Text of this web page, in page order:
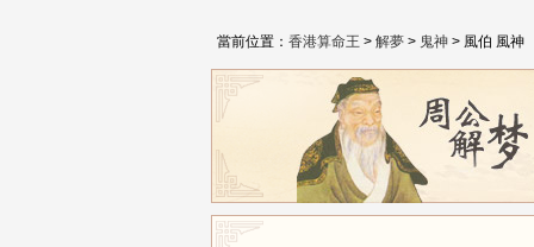
當前位置： 香港算命王 > 解夢 > 鬼神 > 風伯 風神